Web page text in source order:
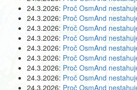
24.3.2026: Proč OsmAnd
24.3.2026:Proč OsmAnd
24.3.2026: Proč OsmAnd
24.3.2026: Proč OsmAnd
24.3.2026: Proč OsmAnd
24.3.2026: Proč OsmAnd
24.3.2026: Proč OsmAnd
24.3.2026: Proč OsmAnd
24.3.2026: Proč OsmAnd